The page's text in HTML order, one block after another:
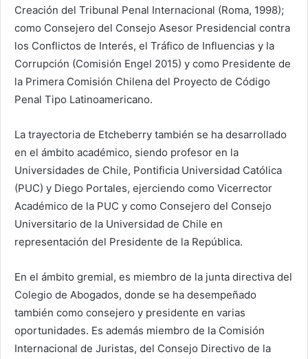
Creación del Tribunal Penal Internacional (Roma, 1998);
como Consejero del Consejo Asesor Presidencial contra
los Conflictos de Interés, el Tráfico de Influencias y la
Corrupción (Comisión Engel 2015) y como Presidente de
la Primera Comisión Chilena del Proyecto de Código
Penal Tipo Latinoamericano.
La trayectoria de Etcheberry también se ha desarrollado
en el ámbito académico, siendo profesor en la
Universidades de Chile, Pontificia Universidad Católica
(PUC) y Diego Portales, ejerciendo como Vicerrector
Académico de la PUC y como Consejero del Consejo
Universitario de la Universidad de Chile en
representación del Presidente de la República.
En el ámbito gremial, es miembro de la junta directiva del
Colegio de Abogados, donde se ha desempeñado
también como consejero y presidente en varias
oportunidades. Es además miembro de la Comisión
Internacional de Juristas, del Consejo Directivo de la